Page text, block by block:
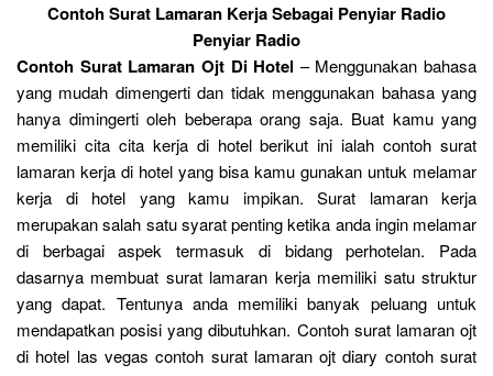
Contoh Surat Lamaran Kerja Sebagai Penyiar Radio
Penyiar Radio
Contoh Surat Lamaran Ojt Di Hotel – Menggunakan bahasa
yang mudah dimengerti dan tidak menggunakan bahasa yang
hanya dimingerti oleh beberapa orang saja. Buat kamu yang
memiliki cita cita kerja di hotel berikut ini ialah contoh surat
lamaran kerja di hotel yang bisa kamu gunakan untuk melamar
kerja di hotel yang kamu impikan. Surat lamaran kerja
merupakan salah satu syarat penting ketika anda ingin melamar
di berbagai aspek termasuk di bidang perhotelan. Pada
dasarnya membuat surat lamaran kerja memiliki satu struktur
yang dapat. Tentunya anda memiliki banyak peluang untuk
mendapatkan posisi yang dibutuhkan. Contoh surat lamaran ojt
di hotel las vegas contoh surat lamaran ojt diary contoh surat